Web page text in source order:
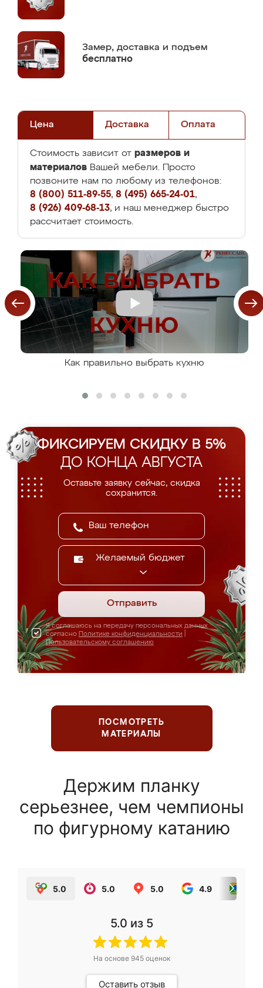
Замер, доставка и подъем
бесплатно
Цена Доставка Оплата
Стоимость зависит от размеров и
материалов Вашей мебели. Просто
позвоните нам по любому из телефонов:
8 (800) 511-89-55, 8 (495) 665-24-01,
8 (926) 409-68-13, и наш менеджер быстро
рассчитает стоимость.
Как правильно выбрать кухню
ФИКСИРУЕМ СКИДКУ В 5%
ДО КОНЦА АВГУСТА
Оставьте заявку сейчас, скидка
сохранится.
Желаемый бюджет
Отправить
Я соглашаюсь на передачу персональных данных
согласно Политике конфиденциальности
Пользовательскому соглашению
ПОСМОТРЕТЬ
МАТЕРИАЛЫ
Держим планку
серьезнее, чем чемпионы
по фигурному катанию
5.0 5.0 5.0 4.9
5.0 из 5
На основе 945оценок
Оставить отзыв